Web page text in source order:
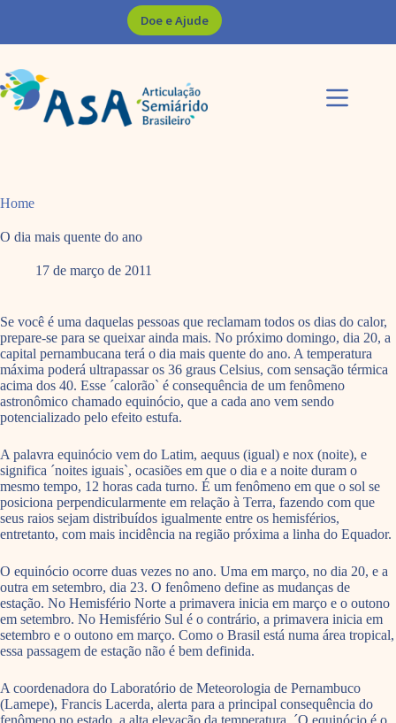
Doe e Ajude
Home
O dia mais quente do ano
17 de março de 2011
Se você é uma daquelas pessoas que reclamam todos os dias do calor,
prepare-se para se queixar ainda mais. No próximo domingo, dia 20, a
capital pernambucana terá o dia mais quente do ano. A temperatura
máxima poderá ultrapassar os 36 graus Celsius, com sensação térmica
acima dos 40. Esse ´calorão` é consequência de um fenômeno
astronômico chamado equinócio, que a cada ano vem sendo
potencializado pelo efeito estufa.
A palavra equinócio vem do Latim, aequus (igual) e nox (noite), e
significa ´noites iguais`, ocasiões em que o dia e a noite duram o
mesmo tempo, 12 horas cada turno. É um fenômeno em que o sol se
posiciona perpendicularmente em relação à Terra, fazendo com que
seus raios sejam distribuídos igualmente entre os hemisférios,
entretanto, com mais incidência na região próxima a linha do Equador.
O equinócio ocorre duas vezes no ano. Uma em março, no dia 20, e a
outra em setembro, dia 23. O fenômeno define as mudanças de
estação. No Hemisfério Norte a primavera inicia em março e o outono
em setembro. No Hemisfério Sul é o contrário, a primavera inicia em
setembro e o outono em março. Como o Brasil está numa área tropical,
essa passagem de estação não é bem definida.
A coordenadora do Laboratório de Meteorologia de Pernambuco
(Lamepe), Francis Lacerda, alerta para a principal consequência do